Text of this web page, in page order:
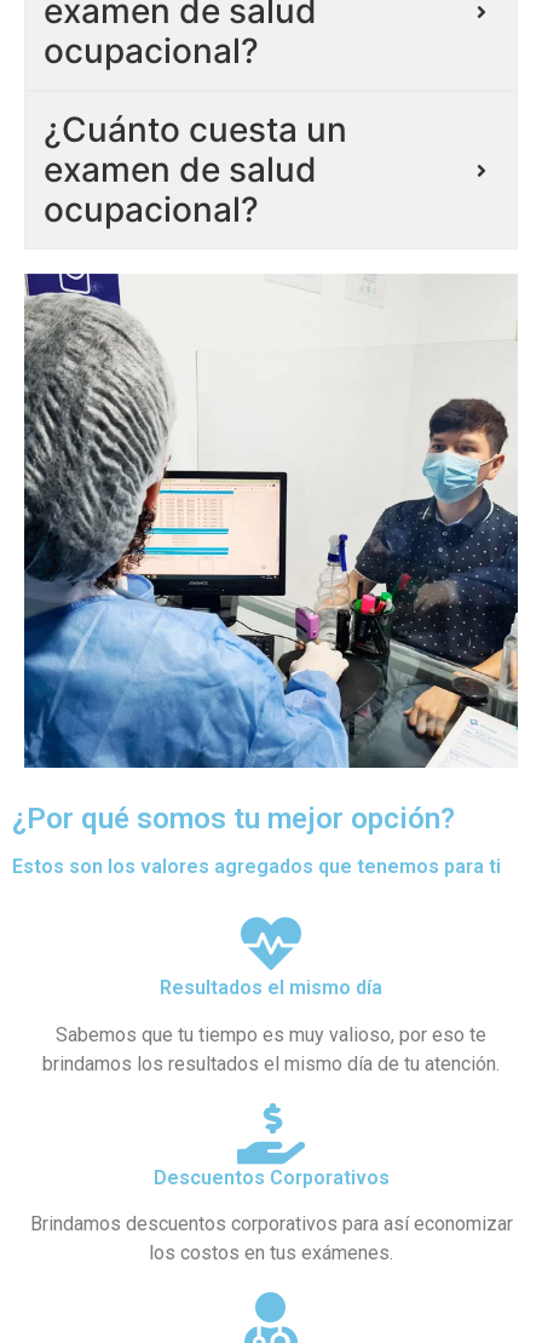
examen de salud
ocupacional?
¿Cuánto cuesta un
examen de salud
ocupacional?
¿Por qué somos tu mejor opción?
Estos son los valores agregados que tenemos para ti
Resultados el mismo día
Sabemos que tu tiempo es muy valioso, por eso te
brindamos los resultados el mismo día de tu atención.
Descuentos Corporativos
Brindamos descuentos corporativos para así economizar
los costos en tus exámenes.